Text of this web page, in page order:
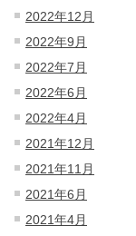
2022年12月
2022年9月
2022年7月
2022年6月
2022年4月
2021年12月
2021年11月
2021年6月
2021年4月